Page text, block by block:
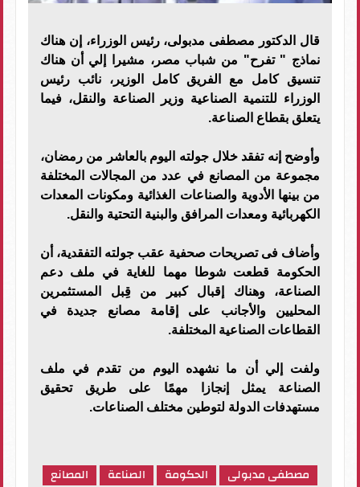
قال الدكتور مصطفى مدبولى، رئيس الوزراء، إن هناك
نماذج " تفرح" من شباب مصر، مشيرا إلي أن هناك
تنسيق كامل مع الفريق كامل الوزير، نائب رئيس
الوزراء للتنمية الصناعية وزير الصناعة والنقل، فيما
يتعلق بقطاع الصناعة.
وأوضح إنه تفقد خلال جولته اليوم بالعاشر من رمضان،
مجموعة من المصانع في عدد من المجالات المختلفة
من بينها الأدوية والصناعات الغذائية ومكونات المعدات
الكهربائية ومعدات المرافق والبنية التحتية والنقل.
وأضاف فى تصريحات صحفية عقب جولته التفقدية، أن
الحكومة قطعت شوطا مهما للغاية في ملف دعم
الصناعة، وهناك إقبال كبير من قِبل المستثمرين
المحليين والأجانب على إقامة مصانع جديدة في
القطاعات الصناعية المختلفة.
ولفت إلي أن ما نشهده اليوم من تقدم في ملف
الصناعة يمثل إنجازا مهمًا على طريق تحقيق
مستهدفات الدولة لتوطين مختلف الصناعات.
مصطفى مدبولى الحكومة الصناعة
المصانع